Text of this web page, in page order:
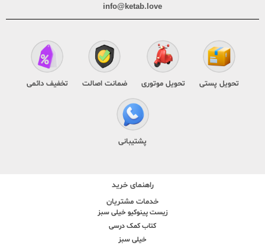
info@ketab.love
تحویل پستی تحویل موتوری ضمانت اصالت تخفیف دائمی
پشتیبانی
راهنمای خرید
خدمات مشتریان
زیست پینوکیو خیلی سبز
کتاب کمک درسی
خیلی سبز